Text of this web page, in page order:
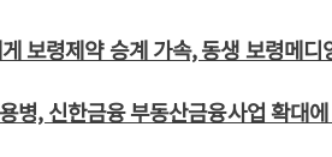
보령제약 승계 가속, 동생 보령메디
, 신한금융 부동산금융사업 확대